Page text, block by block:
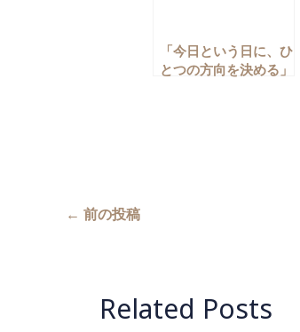
「今日という日に、ひ
とつの方向を決める」
← 前の投稿
Related Posts